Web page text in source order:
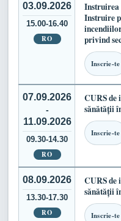
03.09.2026
15.00-16.40
RO
Instruirea
Instruire
privind
Inscrie-te
07.09.2026
-
11.09.2026
09.30-14.30
RO
CURS de
sănătății
Inscrie-te
08.09.2026
13.30-17.30
RO
CURS de
sănătății
Inscrie-te